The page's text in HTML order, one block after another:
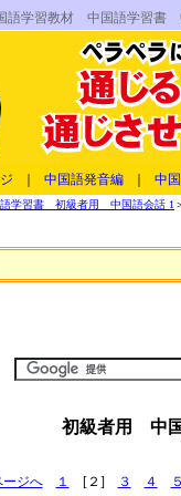
語学習教材 中国語学習
中国語発音編 中
学習書 初級者用 中国語会話 1
初級者用 中
ージへ １ [２] ３ ４ ５